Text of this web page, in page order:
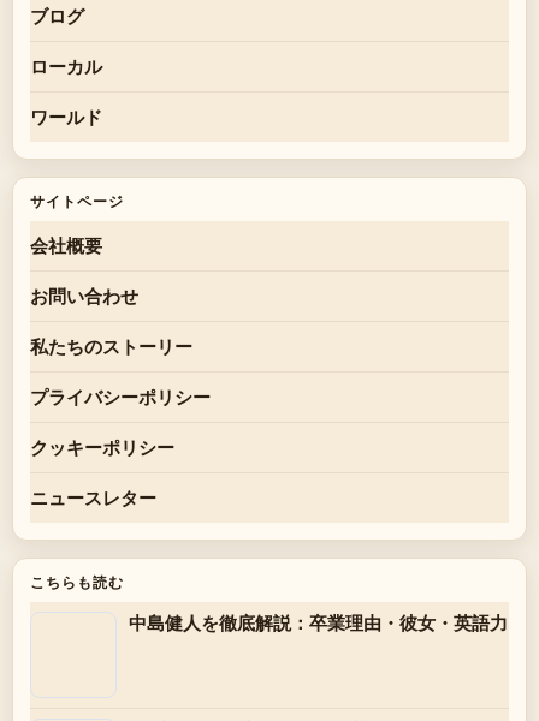
ブログ
ローカル
ワールド
サイトページ
会社概要
お問い合わせ
私たちのストーリー
プライバシーポリシー
クッキーポリシー
ニュースレター
こちらも読む
中島健人を徹底解説：卒業理由・彼女・英語力